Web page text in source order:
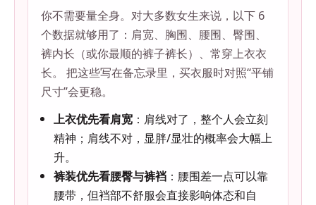
你不需要量全身。对大多数女生来说，以下 6
个数据就够用了：肩宽、胸围、腰围、臀围、
裤内长（或你最顺的裤子裤长）、常穿上衣衣
长。 把这些写在备忘录里，买衣服时对照“平铺
尺寸”会更稳。
上衣优先看肩宽 ：肩线对了，整个人会立刻
精神；肩线不对，显胖/显壮的概率会大幅上
升。
裤装优先看腰臀与裤裆 ：腰围差一点可以靠
腰带，但裆部不舒服会直接影响体态和自